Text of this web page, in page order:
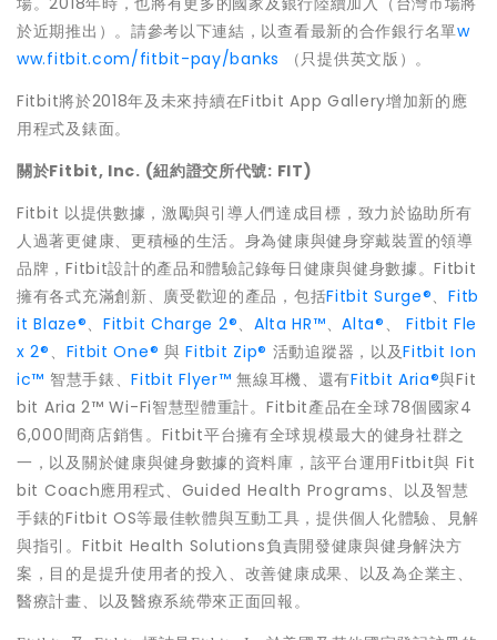
於近期推出）。請參考以下連結，以查看最新的合作銀行名單w
ww.fitbit.com/fitbit-pay/banks
（只提供英文版）。
Fitbit將於2018年及未來持續在Fitbit App Gallery增加新的應
用程式及錶面。
關於Fitbit, Inc. (紐約證交所代號: FIT)
Fitbit 以提供數據，激勵與引導人們達成目標，致力於協助所有
人過著更健康、更積極的生活。身為健康與健身穿戴裝置的領導
品牌，Fitbit設計的產品和體驗記錄每日健康與健身數據。Fitbit
擁有各式充滿創新、廣受歡迎的產品，包括Fitbit Surge®、Fitb
it Blaze®、Fitbit Charge 2®、 Alta HR™、Alta® 、Fitbit Fle
x 2® 、 Fitbit One® 與Fitbit Zip® 活動追蹤器，以及Fitbit Ion
ic™ 智慧手錶、Fitbit Flyer™ 無線耳機、還有Fitbit Aria®與Fit
bit Aria 2™ Wi-Fi智慧型體重計。Fitbit產品在全球78個國家4
6,000間商店銷售。Fitbit平台擁有全球規模最大的健身社群之
一，以及關於健康與健身數據的資料庫，該平台運用Fitbit與 Fit
bit Coach應用程式、Guided Health Programs、以及智慧
手錶的Fitbit OS等最佳軟體與互動工具，提供個人化體驗、見解
與指引。Fitbit Health Solutions負責開發健康與健身解決方
案，目的是提升使用者的投入、改善健康成果、以及為企業主、
醫療計畫、以及醫療系統帶來正面回報。